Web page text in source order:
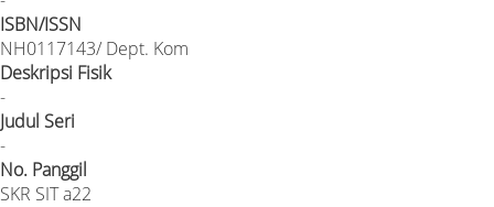
ISBN/ISSN
NH0117143/ Dept. Kom
Deskripsi Fisik
-
Judul Seri
-
No. Panggil
SKR SIT a22